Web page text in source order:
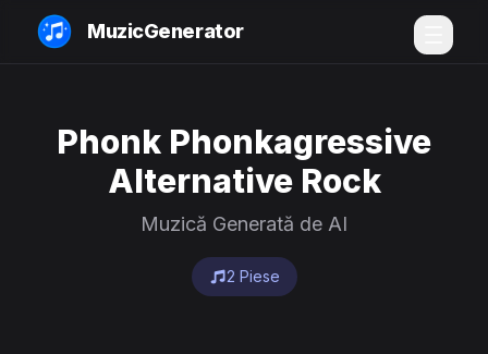
MuzicGenerator
Phonk Phonkagressive
Alternative Rock
Muzică Generată de AI
2 Piese